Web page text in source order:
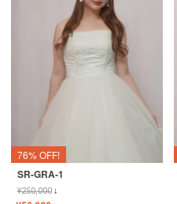
76% OFF!
SR-GRA-1
¥250,000↓